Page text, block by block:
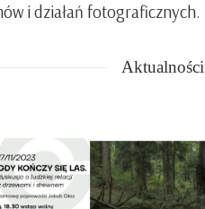
i działań fotograficznych.